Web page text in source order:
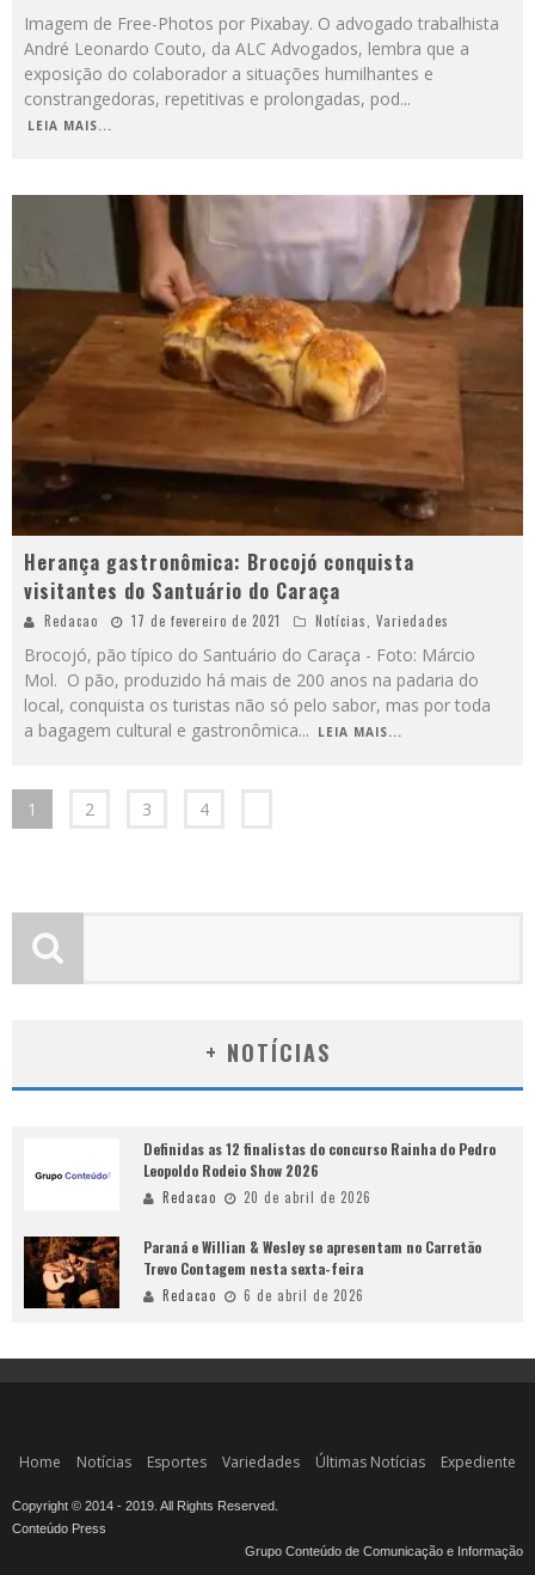
Imagem de Free-Photos por Pixabay. O advogado trabalhista
André Leonardo Couto, da ALC Advogados, lembra que a
exposição do colaborador a situações humilhantes e
constrangedoras, repetitivas e prolongadas, pod...
LEIA MAIS...
Herança gastronômica: Brocojó conquista
visitantes do Santuário do Caraça
Redacao 17 de fevereiro de 2021 Notícias, Variedades
Brocojó, pão típico do Santuário do Caraça - Foto: Márcio
Mol. O pão, produzido há mais de 200 anos na padaria do
local, conquista os turistas não só pelo sabor, mas por toda
a bagagem cultural e gastronômica... LEIA MAIS...
1 2 3 4
+ NOTÍCIAS
Definidas as 12 finalistas do concurso Rainha do Pedro
Leopoldo Rodeio Show 2026
Redacao 20 de abril de 2026
Paraná e Willian & Wesley se apresentam no Carretão
Trevo Contagem nesta sexta-feira
Redacao 6 de abril de 2026
Home Notícias Esportes Variedades Últimas Notícias Expediente
Copyright © 2014 - 2019. All Rights Reserved.
Conteúdo Press
Grupo Conteúdo de Comunicação e Informação